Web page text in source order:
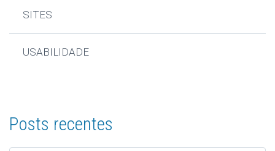
SITES
USABILIDADE
Posts recentes